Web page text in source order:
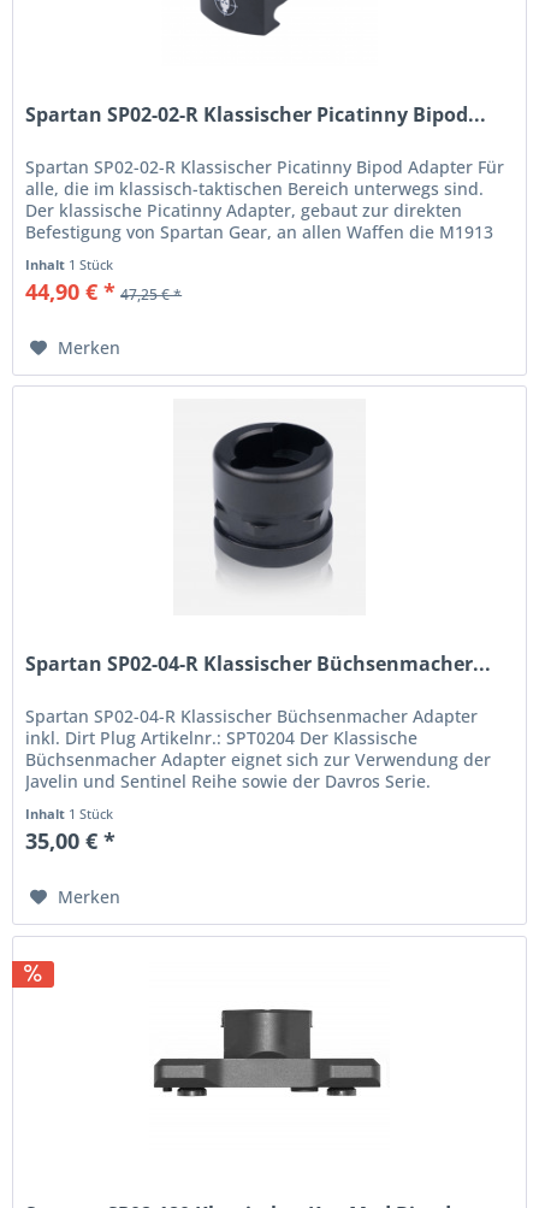
Spartan SP02-02-R Klassischer Picatinny Bipod...
Spartan SP02-02-R Klassischer Picatinny Bipod Adapter Für
alle, die im klassisch-taktischen Bereich unterwegs sind.
Der klassische Picatinny Adapter, gebaut zur direkten
Befestigung von Spartan Gear, an allen Waffen die M1913
Inhalt 1 Stück
44,90 € * 47,25 € *
Merken
Spartan SP02-04-R Klassischer Büchsenmacher...
Spartan SP02-04-R Klassischer Büchsenmacher Adapter
inkl. Dirt Plug Artikelnr.: SPT0204 Der Klassische
Büchsenmacher Adapter eignet sich zur Verwendung der
Javelin und Sentinel Reihe sowie der Davros Serie.
Inhalt 1 Stück
35,00 € *
Merken